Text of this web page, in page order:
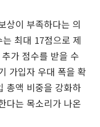
상이 부족하다는 의
최대 17점으로 제
가 점수를 받을 수
가입자 우대 폭을 확
총액 비중을 강화하
다는 목소리가 나온